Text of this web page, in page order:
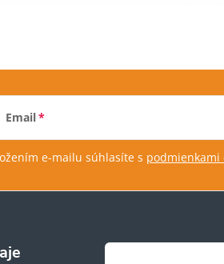
Email
e-mailu súhlasíte s podmienkami